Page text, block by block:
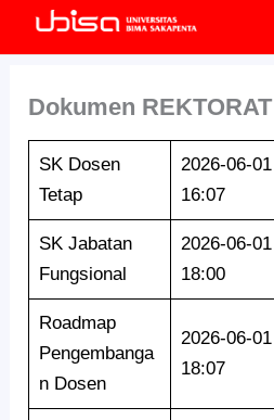
Lewati
Dokumen REKTORAT
SK Dosen
Tetap
2026-06-01
16:07
SK Jabatan
Fungsional
2026-06-01
18:00
Roadmap
Pengembanga
n Dosen
2026-06-01
18:07